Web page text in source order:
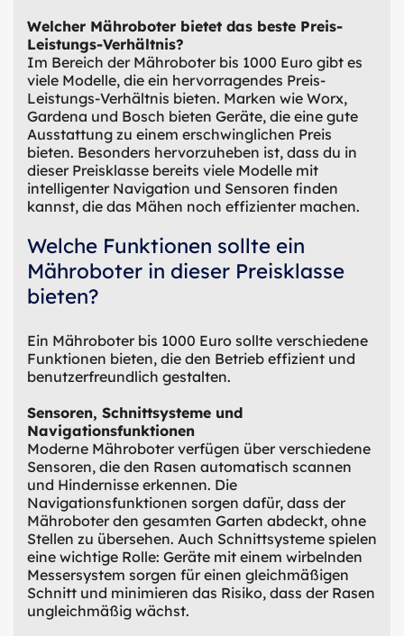
Welcher Mähroboter bietet das beste Preis-
Leistungs-Verhältnis?
Im Bereich der Mähroboter bis 1000 Euro gibt es
viele Modelle, die ein hervorragendes Preis-
Leistungs-Verhältnis bieten. Marken wie Worx,
Gardena und Bosch bieten Geräte, die eine gute
Ausstattung zu einem erschwinglichen Preis
bieten. Besonders hervorzuheben ist, dass du in
dieser Preisklasse bereits viele Modelle mit
intelligenter Navigation und Sensoren finden
kannst, die das Mähen noch effizienter machen.
Welche Funktionen sollte ein
Mähroboter in dieser Preisklasse
bieten?
Ein Mähroboter bis 1000 Euro sollte verschiedene
Funktionen bieten, die den Betrieb effizient und
benutzerfreundlich gestalten.
Sensoren, Schnittsysteme und
Navigationsfunktionen
Moderne Mähroboter verfügen über verschiedene
Sensoren, die den Rasen automatisch scannen
und Hindernisse erkennen. Die
Navigationsfunktionen sorgen dafür, dass der
Mähroboter den gesamten Garten abdeckt, ohne
Stellen zu übersehen. Auch Schnittsysteme spielen
eine wichtige Rolle: Geräte mit einem wirbelnden
Messersystem sorgen für einen gleichmäßigen
Schnitt und minimieren das Risiko, dass der Rasen
ungleichmäßig wächst.